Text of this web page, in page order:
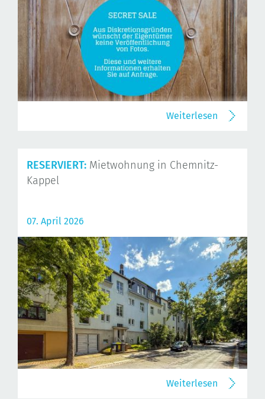
Weiterlesen
RESERVIERT: Mietwohnung in Chemnitz-
Kappel
07. April 2026
Weiterlesen